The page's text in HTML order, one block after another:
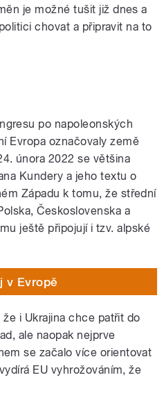
je možné tušit již dnes a
chovat a připravit na to
po napoleonských
Evropa označovaly země
února 2022 se většina
Kundery a jeho textu o
Západu k tomu, že střední
Československa a
ještě připojují i tzv. alpské
v Evropě
i Ukrajina chce patřit do
ale naopak nejprve
se začalo více orientovat
EU vyhrožováním, že